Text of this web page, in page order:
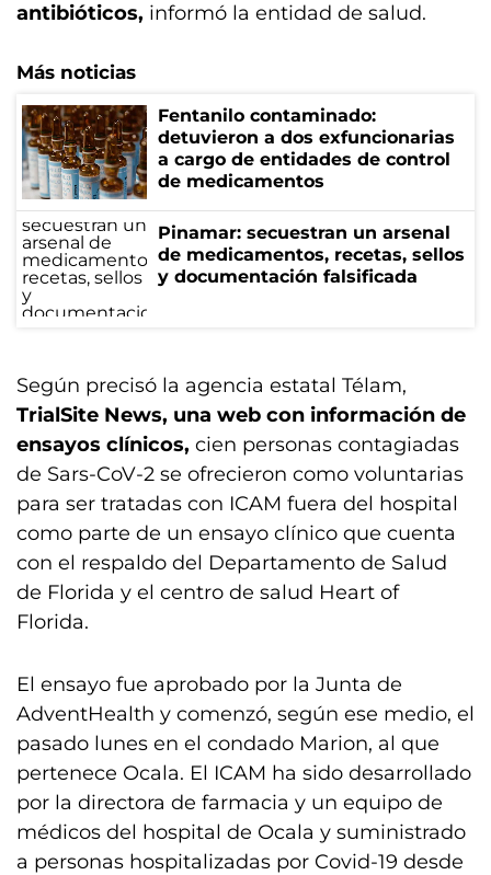
antibióticos, informó la entidad de salud.
Más noticias
Fentanilo contaminado:
detuvieron a dos exfuncionarias
a cargo de entidades de control
de medicamentos
Pinamar: secuestran un arsenal
de medicamentos, recetas, sellos
y documentación falsificada
Según precisó la agencia estatal Télam,
TrialSite News, una web con información de
ensayos clínicos, cien personas contagiadas
de Sars-CoV-2 se ofrecieron como voluntarias
para ser tratadas con ICAM fuera del hospital
como parte de un ensayo clínico que cuenta
con el respaldo del Departamento de Salud
de Florida y el centro de salud Heart of
Florida.
El ensayo fue aprobado por la Junta de
AdventHealth y comenzó, según ese medio, el
pasado lunes en el condado Marion, al que
pertenece Ocala. El ICAM ha sido desarrollado
por la directora de farmacia y un equipo de
médicos del hospital de Ocala y suministrado
a personas hospitalizadas por Covid-19 desde